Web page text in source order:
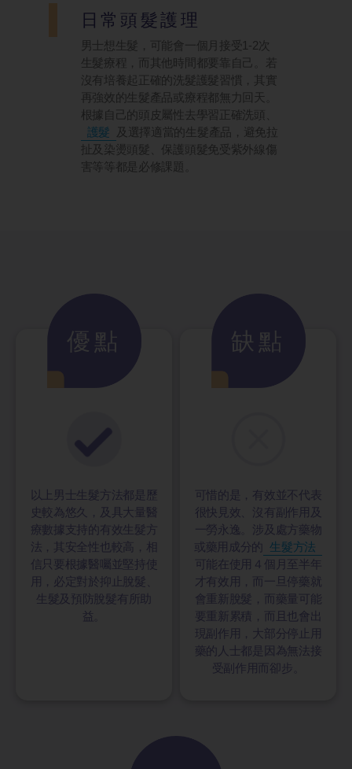
日常頭髮護理
男士想生髮，可能會一個月接受1-2次
生髮療程，而其他時間都要靠自己。若
沒有培養起正確的洗髮護髮習慣，其實
再強效的生髮產品或療程都無力回天。
根據自己的頭皮屬性去學習正確洗頭、
護髮
及選擇適當的生髮產品，避免拉
扯及染燙頭髮、保護頭髮免受紫外線傷
害等等都是必修課題。
優點
以上男士生髮方法都是歷
史較為悠久，及具大量醫
療數據支持的有效生髮方
法，其安全性也較高，相
信只要根據醫囑並堅持使
用，必定對於抑止脫髮、
生髮及預防脫髮有所助
益。
缺點
可惜的是，有效並不代表
很快見效、沒有副作用及
一勞永逸。涉及處方藥物
或藥用成分的
生髮方法
可能在使用４個月至半年
才有效用，而一旦停藥就
會重新脫髮，而藥量可能
要重新累積，而且也會出
現副作用，大部分停止用
藥的人士都是因為無法接
受副作用而卻步。